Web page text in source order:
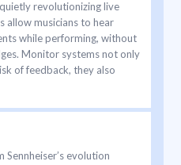
revolutionizing live
allow musicians to hear
while performing, without
Monitor systems not only
of feedback, they also
Sennheiser’s evolution